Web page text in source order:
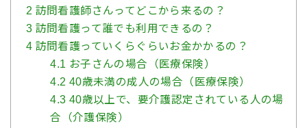
2 訪問看護師さんってどこから来るの？
3 訪問看護って誰でも利用できるの？
4 訪問看護っていくらぐらいお金かかるの？
4.1 お子さんの場合（医療保険）
4.2 40歳未満の成人の場合（医療保険）
4.3 40歳以上で、要介護認定されている人の場
合（介護保険）